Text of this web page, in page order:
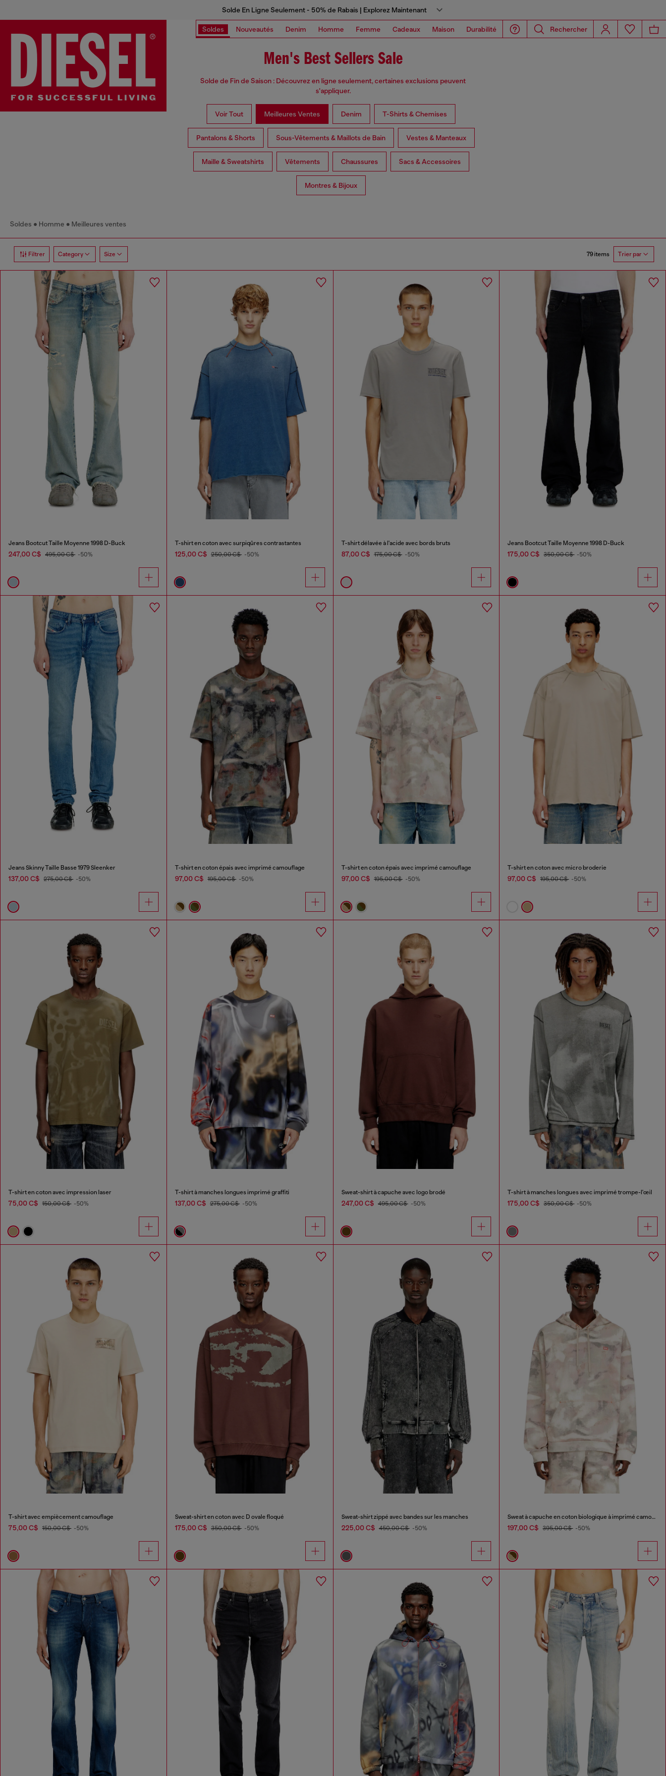
Solde En Ligne Seulement - 50% de Rabais | Explorez Maintenant
Soldes Nouveautés Denim Homme Femme Cadeaux Maison Durabilité Rechercher
Men's Best Sellers Sale
Solde de Fin de Saison : Découvrez en ligne seulement, certaines exclusions peuvent
s'appliquer.
Voir Tout Meilleures Ventes Denim T-Shirts & Chemises
Pantalons & Shorts Sous-Vêtements & Maillots de Bain Vestes & Manteaux
Maille & Sweatshirts Vêtements Chaussures Sacs & Accessoires
Montres & Bijoux
Soldes Homme Meilleures ventes
Filtrer Category Size 79 items Trier par
Jeans Bootcut Taille Moyenne 1998 D-Buck
247,00 C$ 495,00 C$ -50%
T-shirt en coton avec surpiqûres contrastantes
125,00 C$ 250,00 C$ -50%
T-shirt délavée à l'acide avec bords bruts
87,00 C$ 175,00 C$ -50%
Jeans Bootcut Taille Moyenne 1998 D-Buck
175,00 C$ 350,00 C$ -50%
Jeans Skinny Taille Basse 1979 Sleenker
137,00 C$ 275,00 C$ -50%
T-shirt en coton épais avec imprimé camouflage
97,00 C$ 195,00 C$ -50%
T-shirt en coton épais avec imprimé camouflage
97,00 C$ 195,00 C$ -50%
T-shirt en coton avec micro broderie
97,00 C$ 195,00 C$ -50%
T-shirt en coton avec impression laser
75,00 C$ 150,00 C$ -50%
T-shirt à manches longues imprimé graffiti
137,00 C$ 275,00 C$ -50%
Sweat-shirt à capuche avec logo brodé
247,00 C$ 495,00 C$ -50%
T-shirt à manches longues avec imprimé trompe-l'œil
175,00 C$ 350,00 C$ -50%
T-shirt avec empiècement camouflage
75,00 C$ 150,00 C$ -50%
Sweat-shirt en coton avec D ovale floqué
175,00 C$ 350,00 C$ -50%
Sweat-shirt zippé avec bandes sur les manches
225,00 C$ 450,00 C$ -50%
Sweat à capuche en coton biologique à imprimé camouflage
197,00 C$ 395,00 C$ -50%